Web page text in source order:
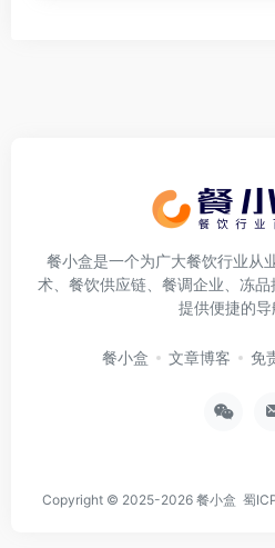
餐小盒是一个为广大餐饮行业从
术、餐饮供应链、餐调企业、冻
提供便捷的导
餐小盒 文章博客 免
Copyright © 2025-2026 餐小盒 蜀